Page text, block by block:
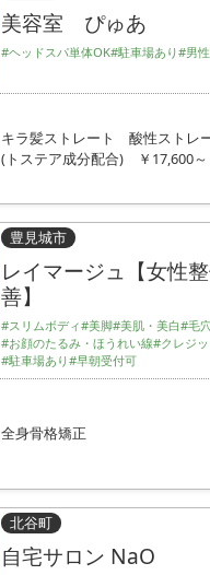
美容室 ぴゅあ
#ヘッドスパ単体OK#駐車場あり#男
キラ髪ストレート 酸性ストレ
(トステア成分配合) ￥17,600～
豊見城市
レイマージュ【女性
善】
#スリムボディ#美脚#美肌・美白#毛
#お顔のたるみ・ほうれい線#クレジ
#駐車場あり#早朝受付可
全身骨格矯正
北谷町
自宅サロン NaO